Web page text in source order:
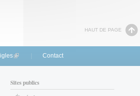
HAUT DE PAGE
(link is external)
Contact
Sites publics